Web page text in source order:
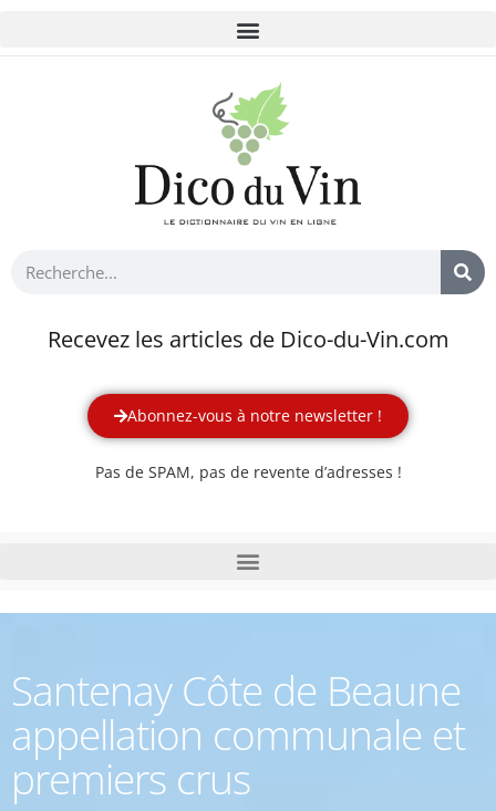
Recevez les articles de Dico-du-Vin.com
Abonnez-vous à notre newsletter !
Pas de SPAM, pas de revente d’adresses !
Santenay Côte de Beaune
appellation communale et
premiers crus